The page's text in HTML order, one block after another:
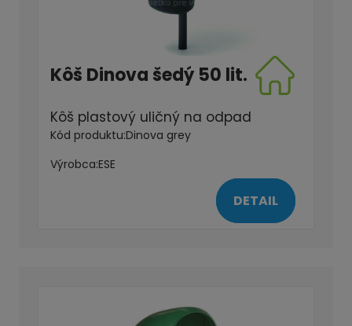
Kôš Dinova šedý 50 lit.
Kôš plastový uličný na odpad
Kód produktu:Dinova grey
Výrobca:ESE
DETAIL